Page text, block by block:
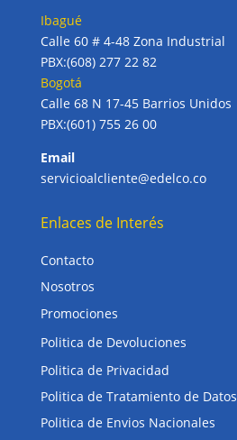
Ibagué
Calle 60 # 4-48 Zona Industrial
PBX:(608) 277 22 82
Bogotá
Calle 68 N 17-45 Barrios Unidos
PBX:(601) 755 26 00
Email
servicioalcliente@edelco.co
Enlaces de Interés
Contacto
Nosotros
Promociones
Politica de Devoluciones
Politica de Privacidad
Politica de Tratamiento de Datos
Politica de Envios Nacionales